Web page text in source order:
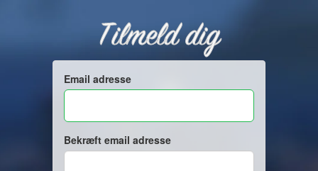
Tilmeld dig
Email adresse
Bekræft email adresse